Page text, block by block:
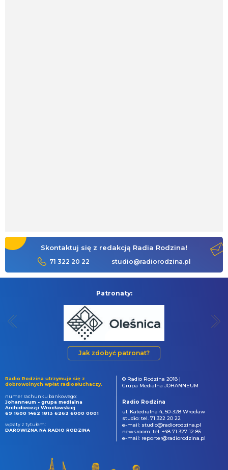
Skontaktuj się z redakcją Radia Rodzina!
71 322 20 22 studio@radiorodzina.pl
Patronaty:
Jak zdobyć patronat?
Radio Rodzina utrzymuje się z
dobrowolnych wpłat radiosłuchaczy.
numer rachunku bankowego:
Johanneum - grupa medialna
Archidiecezji Wrocławskiej
69 1600 1462 1813 6262 6000 0001
wpłaty z tytułem:
DAROWIZNA NA RADIO RODZINA
© Radio Rodzina 2018 |
Grupa Medialna JOHANNEUM
Radio Rodzina
ul. Katedralna 4, 50-328 Wrocław
studio: tel. 71 322 20 22
e-mail: studio@radiorodzina.pl
newsroom: tel. +48 71 327 12 85
e-mail: reporter@radiorodzina.pl